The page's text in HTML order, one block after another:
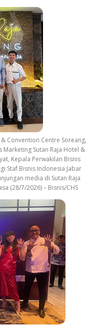
Convention Centre Soreang,
Sutan Raja Hotel &
Kepala Perwakilan Bisnis
Staf Bisnis Indonesia Jabar
media di Sutan Raja
(28/7/2026) – Bisnis/CHS